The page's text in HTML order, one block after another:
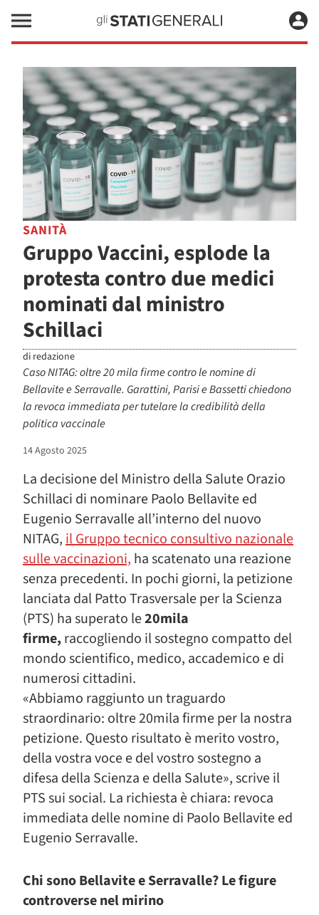
SANITÀ
Gruppo Vaccini, esplode la
protesta contro due medici
nominati dal ministro
Schillaci
di redazione
Caso NITAG: oltre 20 mila firme contro le nomine di
Bellavite e Serravalle. Garattini, Parisi e Bassetti chiedono
la revoca immediata per tutelare la credibilità della
politica vaccinale
14 Agosto 2025
La decisione del Ministro della Salute Orazio
Schillaci di nominare Paolo Bellavite ed
Eugenio Serravalle all’interno del nuovo
NITAG,il Gruppo tecnico consultivo nazionale
sulle vaccinazioni, ha scatenato una reazione
senza precedenti. In pochi giorni, la petizione
lanciata dal Patto Trasversale per la Scienza
(PTS) ha superato le20mila
firme, raccogliendo il sostegno compatto del
mondo scientifico, medico, accademico e di
numerosi cittadini.
«Abbiamo raggiunto un traguardo
straordinario: oltre 20mila firme per la nostra
petizione. Questo risultato è merito vostro,
della vostra voce e del vostro sostegno a
difesa della Scienza e della Salute», scrive il
PTS sui social. La richiesta è chiara: revoca
immediata delle nomine di Paolo Bellavite ed
Eugenio Serravalle.
Chi sono Bellavite e Serravalle? Le figure
controverse nel mirino